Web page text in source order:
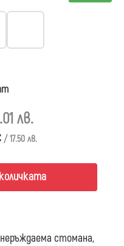
лв.
/ 17.50 лв.
стомана,